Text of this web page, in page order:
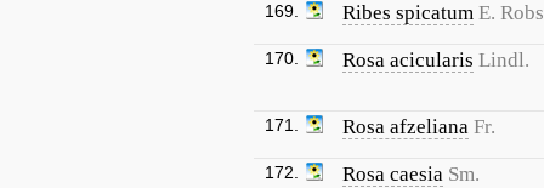
169. Ribes spicatum E.
170. Rosa acicularis Lindl.
171. Rosa afzeliana Fr.
172. Rosa caesia Sm.